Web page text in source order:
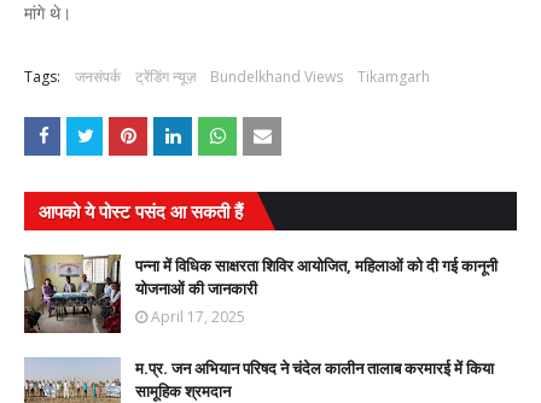
मांगे थे।
Tags: जनसंपर्क ट्रेंडिंग न्यूज़ Bundelkhand Views Tikamgarh
आपको ये पोस्ट पसंद आ सकती हैं
पन्ना में विधिक साक्षरता शिविर आयोजित, महिलाओं को दी गई कानूनी
योजनाओं की जानकारी
April 17, 2025
म.प्र. जन अभियान परिषद ने चंदेल कालीन तालाब करमारई में किया
सामूहिक श्रमदान